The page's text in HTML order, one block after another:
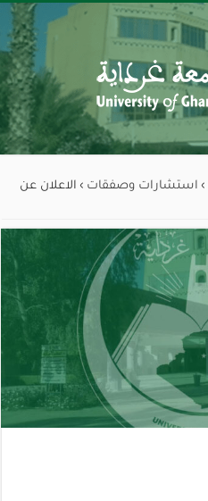
› استشارات وصفقات › الاعلان عن